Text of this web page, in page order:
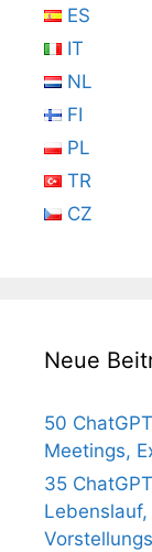
ES
IT
NL
FI
PL
TR
CZ
Neue
50
Meetings,
35